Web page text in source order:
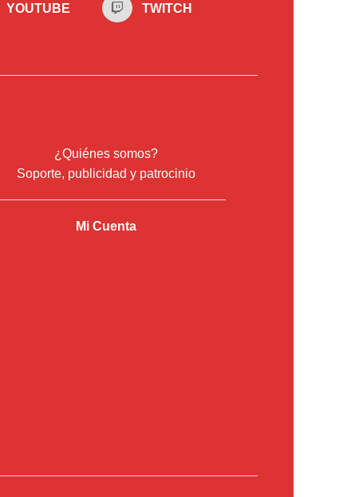
YOUTUBE TWITCH
¿Quiénes somos?
Soporte, publicidad y patrocinio
Mi Cuenta